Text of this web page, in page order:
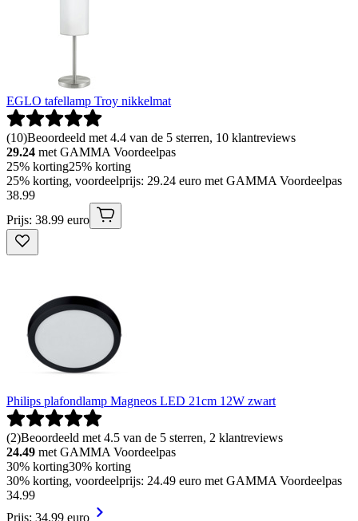
EGLO tafellamp Troy nikkelmat
(10)Beoordeeld met 4.4 van de 5 sterren, 10 klantreviews
29.24 met GAMMA Voordeelpas
25% korting25% korting
25% korting, voordeelprijs: 29.24 euro met GAMMA Voordeelpas
38.99
Prijs: 38.99 euro
Philips plafondlamp Magneos LED 21cm 12W zwart
(2)Beoordeeld met 4.5 van de 5 sterren, 2 klantreviews
24.49 met GAMMA Voordeelpas
30% korting30% korting
30% korting, voordeelprijs: 24.49 euro met GAMMA Voordeelpas
34.99
Prijs: 34.99 euro